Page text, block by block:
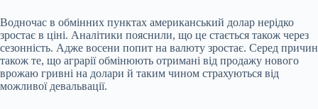
Водночас в обмінних пунктах американський долар нерідко
зростає в ціні. Аналітики пояснили, що це стається також через
сезонність. Адже восени попит на валюту зростає. Серед причин
також те, що аграрії обмінюють отримані від продажу нового
врожаю гривні на долари й таким чином страхуються від
можливої девальвації.